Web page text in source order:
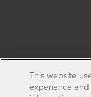
This website
experience